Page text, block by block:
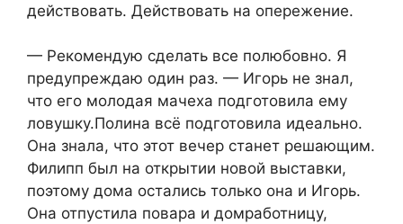
действовать. Действовать на опережение.
— Рекомендую сделать все полюбовно. Я
предупреждаю один раз. — Игорь не знал,
что его молодая мачеха подготовила ему
ловушку.Полина всё подготовила идеально.
Она знала, что этот вечер станет решающим.
Филипп был на открытии новой выставки,
поэтому дома остались только она и Игорь.
Она отпустила повара и домработницу,